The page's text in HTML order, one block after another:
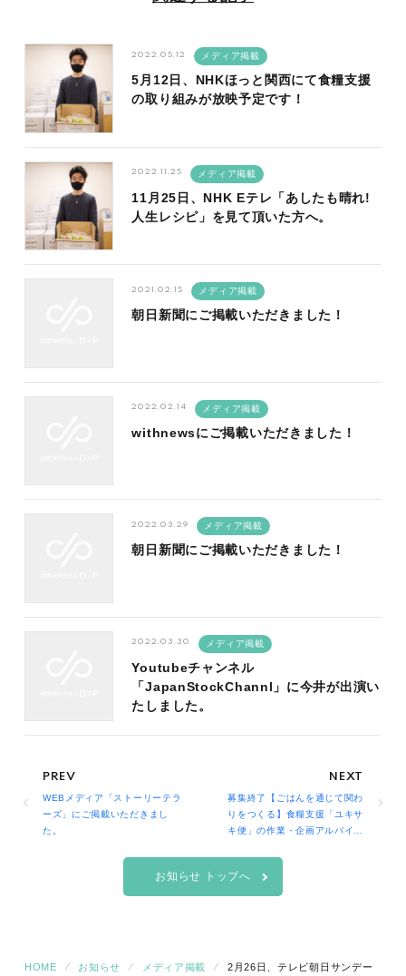
5月12日、NHKほっと関西にて食糧支援
の取り組みが放映予定です！
2022.05.12 メディア掲載
11月25日、NHK Eテレ「あしたも晴れ!
人生レシピ」を見て頂いた方へ。
2022.11.25 メディア掲載
朝日新聞にご掲載いただきました！
2021.02.15 メディア掲載
withnewsにご掲載いただきました！
2022.02.14 メディア掲載
朝日新聞にご掲載いただきました！
2022.03.29 メディア掲載
Youtubeチャンネル
「JapanStockChannl」に今井が出演い
たしました。
2022.03.30 メディア掲載
WEBメディア「ストーリーテラ
ーズ」にご掲載いただきまし
た。
募集終了【ごはんを通じて関わ
りをつくる】食糧支援「ユキサ
キ便」の作業・企画アルバイト
お知らせ トップへ
HOME お知らせ メディア掲載
2月26日、テレビ朝日サンデー